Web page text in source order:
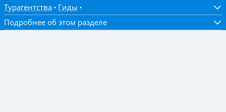
Турагентства
Гиды
Подробнее об этом разделе